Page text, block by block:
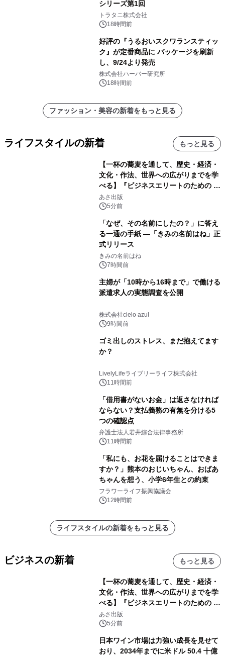
シリーズ第1回
トラタニ株式会社
18時間前
好評の『うるおいスクワランスティッ
ク』が定番商品に パッケージを刷新
し、9/24より発売
株式会社ハーバー研究所
18時間前
ファッション・美容の新着をもっと見る
ライフスタイルの新着 もっと見る
【一杯の蕎麦を通して、歴史・経済・
文化・作法、世界への広がりまでを学
べる】『ビジネスエリートのための 教
養としての蕎麦』2026年8月25日
（火）発売
あさ出版
5分前
「なぜ、その名前にしたの？」に答え
る一通の手紙 ―「きみの名前はね」正
式リリース
きみの名前はね
7時間前
主婦が「10時から16時まで」で働ける
派遣求人の実態調査を公開
株式会社cielo azul
9時間前
ゴミ出しのストレス、まだ抱えてます
か？
LivelyLifeライブリーライフ株式会社
11時間前
「借用書がないお金」は返さなければ
ならない？支払義務の有無を分ける5
つの確認点
弁護士法人若井綜合法律事務所
11時間前
「私にも、お花を届けることはできま
すか？」熊本のおじいちゃん、おばあ
ちゃんを想う、小学6年生との約束
フラワーライフ振興協議会
12時間前
ライフスタイルの新着をもっと見る
ビジネスの新着 もっと見る
【一杯の蕎麦を通して、歴史・経済・
文化・作法、世界への広がりまでを学
べる】『ビジネスエリートのための 教
養としての蕎麦』2026年8月25日
（火）発売
あさ出版
5分前
日本ワイン市場は力強い成長を見せて
おり、2034年までに米ドル 50.4 十億